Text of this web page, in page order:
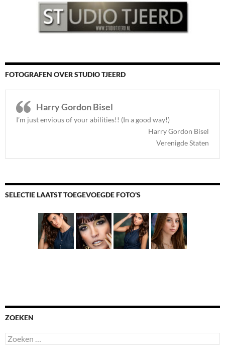
FOTOGRAFEN OVER STUDIO TJEERD
Harry Gordon Bisel
I’m just envious of your abilities!! (In a good way!)
Harry Gordon Bisel
Verenigde Staten
SELECTIE LAATST TOEGEVOEGDE FOTO'S
ZOEKEN
Zoeken
naar: